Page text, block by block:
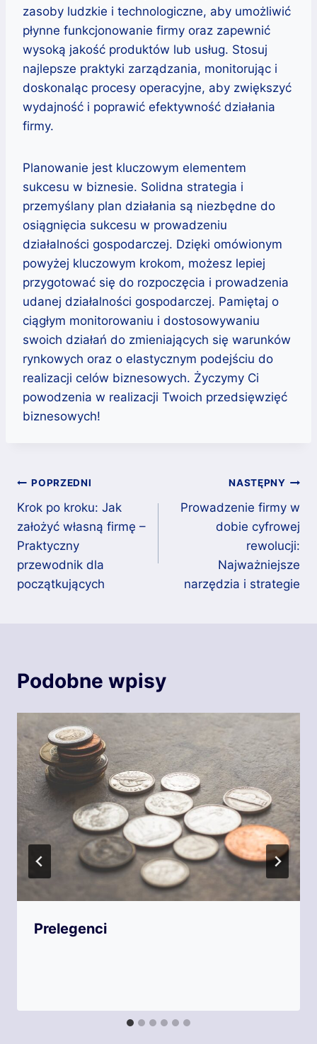
zasoby ludzkie i technologiczne, aby umożliwić
płynne funkcjonowanie firmy oraz zapewnić
wysoką jakość produktów lub usług. Stosuj
najlepsze praktyki zarządzania, monitorując i
doskonaląc procesy operacyjne, aby zwiększyć
wydajność i poprawić efektywność działania
firmy.
Planowanie jest kluczowym elementem
sukcesu w biznesie. Solidna strategia i
przemyślany plan działania są niezbędne do
osiągnięcia sukcesu w prowadzeniu
działalności gospodarczej. Dzięki omówionym
powyżej kluczowym krokom, możesz lepiej
przygotować się do rozpoczęcia i prowadzenia
udanej działalności gospodarczej. Pamiętaj o
ciągłym monitorowaniu i dostosowywaniu
swoich działań do zmieniających się warunków
rynkowych oraz o elastycznym podejściu do
realizacji celów biznesowych. Życzymy Ci
powodzenia w realizacji Twoich przedsięwzięć
biznesowych!
Nawigacja
wpisu
POPRZEDNI
Krok po kroku: Jak
założyć własną firmę –
Praktyczny
przewodnik dla
początkujących
NASTĘPNY
Prowadzenie firmy w
dobie cyfrowej
rewolucji:
Najważniejsze
narzędzia i strategie
Podobne wpisy
Prelegenci